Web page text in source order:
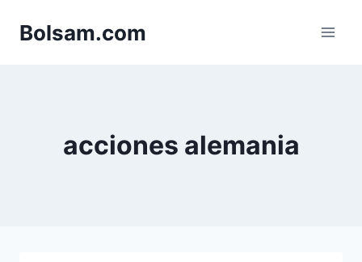
Bolsam.com
acciones alemania